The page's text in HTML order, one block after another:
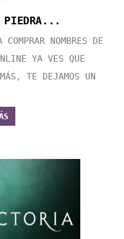
PIEDRA...
NOMBRES DE
YA VES QUE
TE DEJAMOS UN